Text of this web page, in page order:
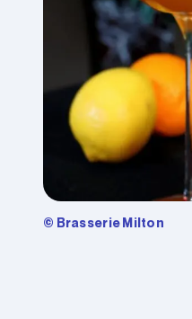
© Brasserie Milton